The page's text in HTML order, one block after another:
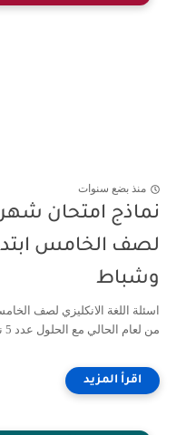
منذ بضع سنوات
نماذج امتحان
لصف الخامس
وشباط
اسئلة اللغة الانكليزي لصف
من لعام الحالي مع الحلول عدد 5 نماذح من مجموعة اساتذه